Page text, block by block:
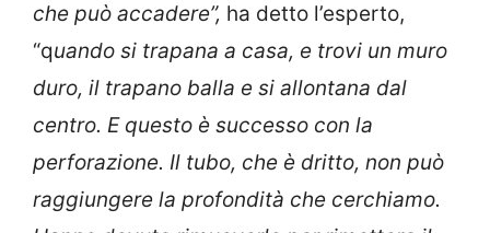
che può accadere”, ha detto l’esperto,
“quando si trapana a casa, e trovi un muro
duro, il trapano balla e si allontana dal
centro. E questo è successo con la
perforazione. Il tubo, che è dritto, non può
raggiungere la profondità che cerchiamo.